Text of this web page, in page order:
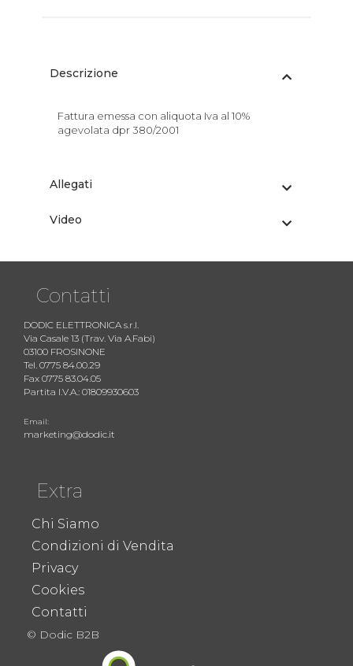
Descrizione
Fattura emessa con aliquota Iva al 10%
agevolata dpr 380/2001
Allegati
Video
Contatti
DODIC ELETTRONICA s.r.l.
Via Casale 13 (Trav. Via A.Fabi)
03100 FROSINONE
Tel. 0775 84.00.29
Fax 0775 83.04.05
Partita I.V.A.: 01809930603
Email:
marketing@dodic.it
Extra
Chi Siamo
Condizioni di Vendita
Privacy
Cookies
Contatti
© Dodic B2B